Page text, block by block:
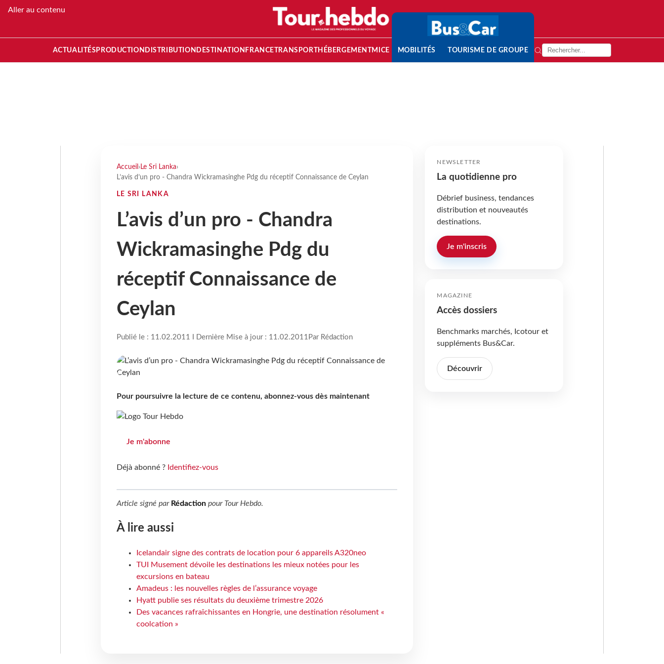
Aller au contenu
ACTUALITÉS PRODUCTION DISTRIBUTION DESTINATION FRANCETRANSPORT HÉBERGEMENTMICE MOBILITÉS TOURISME DE GROUPE
Accueil › Le Sri Lanka›
L’avis d’un pro - Chandra Wickramasinghe Pdg du réceptif Connaissance de Ceylan
LE SRI LANKA
L’avis d’un pro - Chandra
Wickramasinghe Pdg du
réceptif Connaissance de
Ceylan
Publié le : 11.02.2011 I Dernière Mise à jour : 11.02.2011 Par Rédaction
Pour poursuivre la lecture de ce contenu, abonnez-vous dès maintenant
Je m'abonne
Déjà abonné ? Identifiez-vous
Article signé par Rédactionpour Tour Hebdo.
À lire aussi
Icelandair signe des contrats de location pour 6 appareils A320neo
TUI Musement dévoile les destinations les mieux notées pour les
excursions en bateau
Amadeus : les nouvelles règles de l’assurance voyage
Hyatt publie ses résultats du deuxième trimestre 2026
Des vacances rafraîchissantes en Hongrie, une destination résolument «
coolcation »
NEWSLETTER
La quotidienne pro
Débrief business, tendances
distribution et nouveautés
destinations.
Je m'inscris
MAGAZINE
Accès dossiers
Benchmarks marchés, Icotour et
suppléments Bus&Car.
Découvrir